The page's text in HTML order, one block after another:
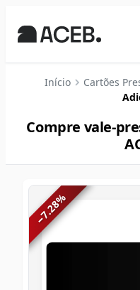
Início Cartões
Compre vale-
−
7.28
%